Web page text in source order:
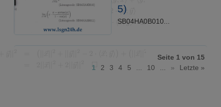
5)
SB04HA0B010...
Seite 1 von 15
1
2 3 4 5 10 » Letzte »